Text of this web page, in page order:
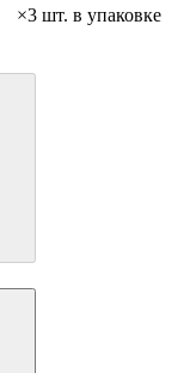
×3 шт. в упаковке